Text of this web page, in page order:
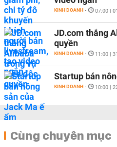
KINH DOANH - 07:00 |
JD.com thắng
quyền
KINH DOANH - 11:00 |
Startup bán
KINH DOANH - 10:00 |
Cùng chuyên mục